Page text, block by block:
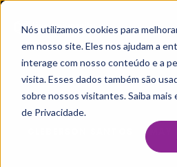
Nós utilizamos cookies para
em nosso site. Eles nos ajudam a
interage com nosso conteúdo e a
visita. Esses dados também são
sobre nossos visitantes. Saiba mais
de Privacidade.